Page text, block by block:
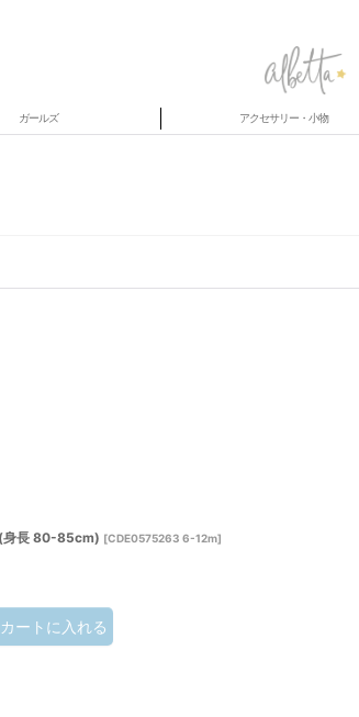
ガールズ アクセサリー・小物
(身長 80-85cm) [CDE0575263 6-12m]
カートに入れる